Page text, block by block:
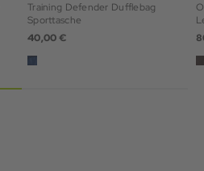
Training Defender Dufflebag
Sporttasche
40,00 €